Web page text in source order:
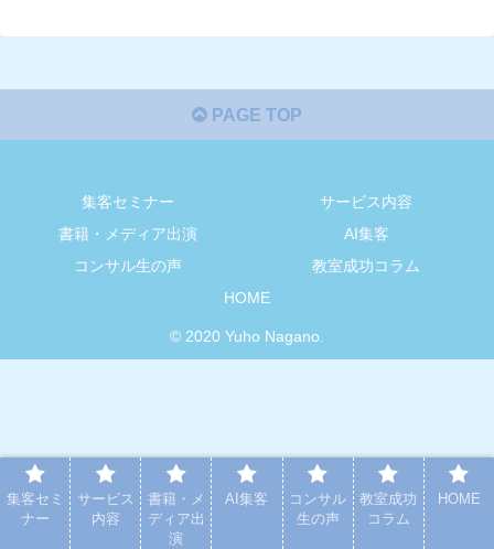
PAGE TOP
集客セミナー
サービス内容
書籍・メディア出演
AI集客
コンサル生の声
教室成功コラム
HOME
© 2020 Yuho Nagano.
集客セミ
ナー
サービス
内容
書籍・メ
ディア出
演
AI集客
コンサル
生の声
教室成功
コラム
HOME